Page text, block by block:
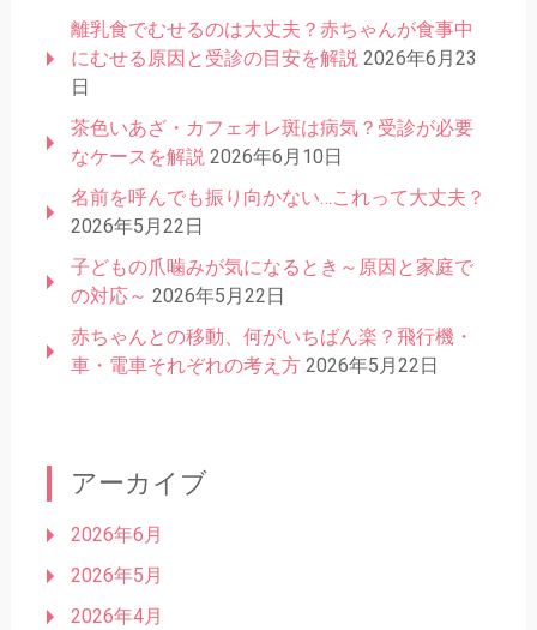
離乳食でむせるのは大丈夫？赤ちゃんが食事中
にむせる原因と受診の目安を解説 2026年6月23
日
茶色いあざ・カフェオレ斑は病気？受診が必要
なケースを解説 2026年6月10日
名前を呼んでも振り向かない…これって大丈夫？
2026年5月22日
子どもの爪噛みが気になるとき～原因と家庭で
の対応～ 2026年5月22日
赤ちゃんとの移動、何がいちばん楽？飛行機・
車・電車それぞれの考え方 2026年5月22日
アーカイブ
2026年6月
2026年5月
2026年4月